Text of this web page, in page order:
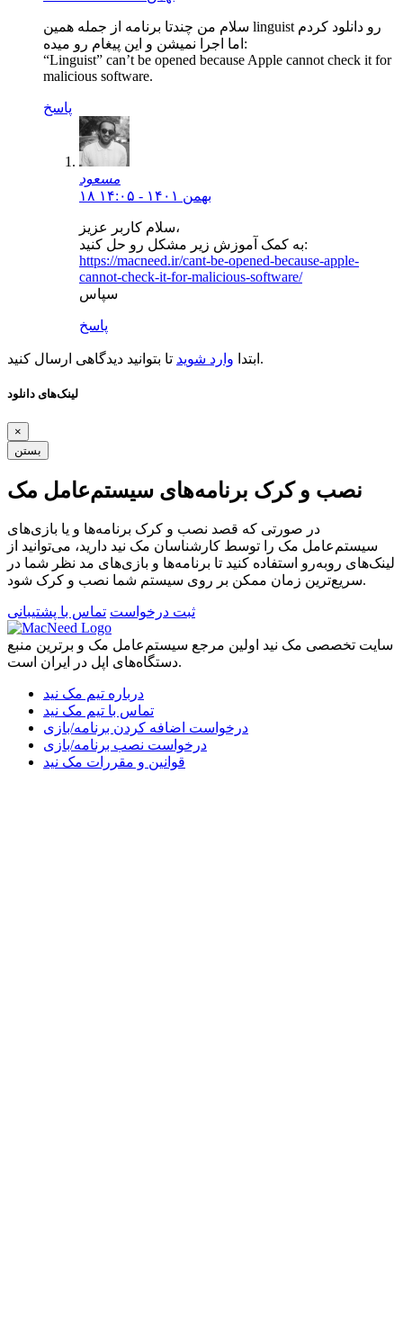
سلام من چندتا برنامه از جمله همین linguist رو دانلود کردم
اما اجرا نمیشن و این پیغام رو میده:
“Linguist” can’t be opened because Apple cannot check it for
malicious software.
پاسخ
مسعود
۱۸ بهمن ۱۴۰۱ - ۱۴:۰۵
سلام کاربر عزیز،
به کمک آموزش زیر مشکل رو حل کنید:
https://macneed.ir/cant-be-opened-because-apple-
cannot-check-it-for-malicious-software/
سپاس
پاسخ
ابتدا وارد شوید تا بتوانید دیدگاهی ارسال کنید.
لینک‌های دانلود
×
بستن
نصب و کرک برنامه‌های سیستم‌عامل مک
در صورتی که قصد نصب و کرک برنامه‌ها و یا بازی‌های
سیستم‌عامل مک را توسط کارشناسان مک نید دارید، می‌توانید از
لینک‌های رو‌به‌رو استفاده کنید تا برنامه‌ها و بازی‌های مد نظر شما در
سریع‌ترین زمان ممکن بر روی سیستم شما نصب و کرک شود.
ثبت درخواست تماس با پشتیبانی
سایت تخصصی مک نید اولین مرجع سیستم‌عامل مک و برترین منبع
دستگاه‌های اپل در ایران است.
درباره تیم مک نید
تماس با تیم مک نید
درخواست اضافه کردن برنامه/بازی
درخواست نصب برنامه/بازی
قوانین و مقررات مک نید